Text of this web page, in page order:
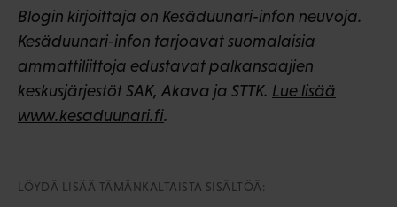
Blogin kirjoittaja on Kesäduunari-infon neuvoja.
Kesäduunari-infon tarjoavat suomalaisia
ammattiliittoja edustavat palkansaajien
keskusjärjestöt SAK, Akava ja STTK. Lue lisää
www.kesaduunari.fi.
LÖYDÄ LISÄÄ TÄMÄNKALTAISTA SISÄLTÖÄ: